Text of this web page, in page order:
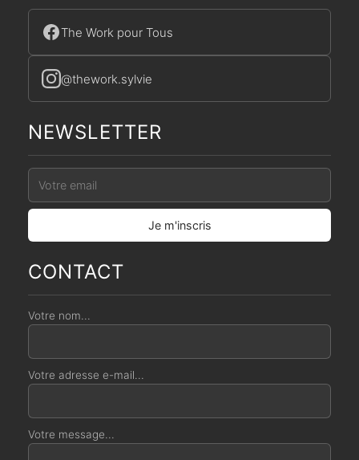
The Work pour Tous
@thework.sylvie
NEWSLETTER
CONTACT
Votre nom...
Votre adresse e-mail...
Votre message...